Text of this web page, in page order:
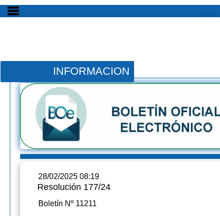
INFORMACION
28/02/2025 08:19
Resolución 177/24
Boletín Nº 11211